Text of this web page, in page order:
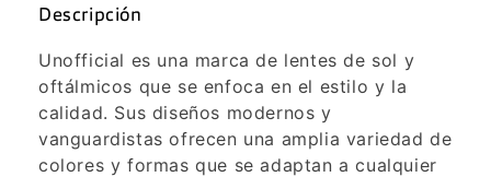
Descripción
Unofficial es una marca de lentes de sol y
oftálmicos que se enfoca en el estilo y la
calidad. Sus diseños modernos y
vanguardistas ofrecen una amplia variedad de
colores y formas que se adaptan a cualquier